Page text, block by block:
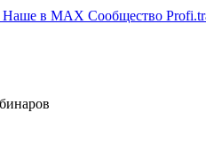
Наше в MAX Сообщество